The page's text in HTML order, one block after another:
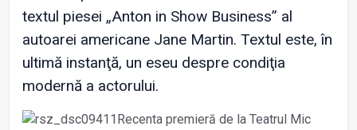
textul piesei „Anton in Show Business” al
autoarei americane Jane Martin. Textul este, în
ultimă instanţă, un eseu despre condiţia
modernă a actorului.
Recenta premieră de la Teatrul Mic